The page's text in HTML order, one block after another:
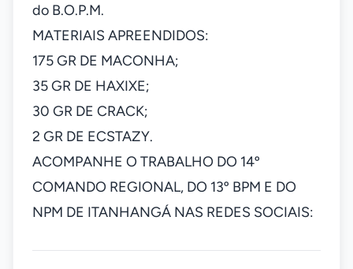
do B.O.P.M.
MATERIAIS APREENDIDOS:
175 GR DE MACONHA;
35 GR DE HAXIXE;
30 GR DE CRACK;
2 GR DE ECSTAZY.
ACOMPANHE O TRABALHO DO 14º
COMANDO REGIONAL, DO 13º BPM E DO
NPM DE ITANHANGÁ NAS REDES SOCIAIS: